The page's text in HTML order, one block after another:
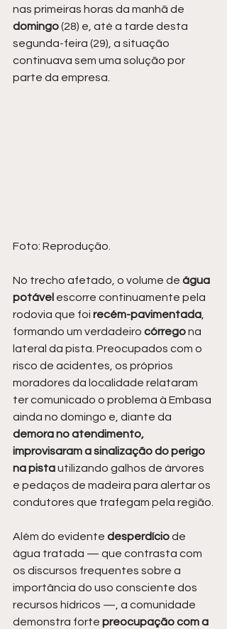
nas primeiras horas da manhã de
domingo (28) e, até a tarde desta
segunda-feira (29), a situação
continuava sem uma solução por
parte da empresa.
Foto: Reprodução.
No trecho afetado, o volume de água
potável escorre continuamente pela
rodovia que foi recém-pavimentada,
formando um verdadeiro córrego na
lateral da pista. Preocupados com o
risco de acidentes, os próprios
moradores da localidade relataram
ter comunicado o problema à Embasa
ainda no domingo e, diante da
demora no atendimento,
improvisaram a sinalização do perigo
na pista utilizando galhos de árvores
e pedaços de madeira para alertar os
condutores que trafegam pela região.
Além do evidente desperdício de
água tratada — que contrasta com
os discursos frequentes sobre a
importância do uso consciente dos
recursos hídricos —, a comunidade
demonstra forte preocupação com a